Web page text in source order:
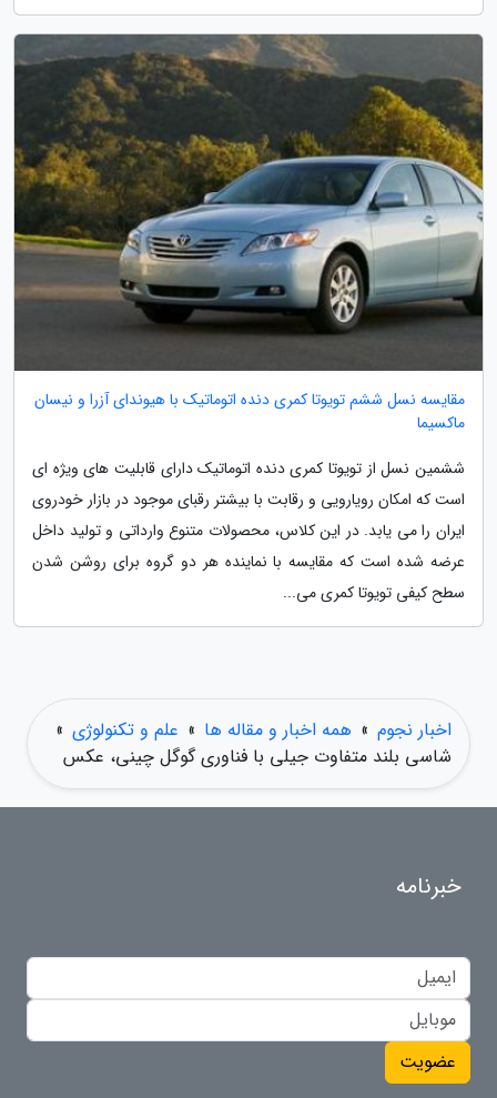
مقایسه نسل ششم تویوتا کمری دنده اتوماتیک با هیوندای آزرا و نیسان
ماکسیما
ششمین نسل از تویوتا کمری دنده اتوماتیک دارای قابلیت های ویژه ای
است که امکان رویارویی و رقابت با بیشتر رقبای موجود در بازار خودروی
ایران را می یابد. در این کلاس، محصولات متنوع وارداتی و تولید داخل
عرضه شده است که مقایسه با نماینده هر دو گروه برای روشن شدن
سطح کیفی تویوتا کمری می...
اخبار نجوم » همه اخبار و مقاله ها » علم و تکنولوژی »
شاسی بلند متفاوت جیلی با فناوری گوگل چینی، عکس
خبرنامه
عضویت